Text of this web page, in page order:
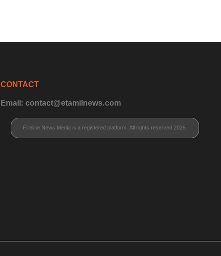
CONTACT
Email: contact@etamilnews.com
Fireline News Media is a registered platform. All rights reserved 2026.